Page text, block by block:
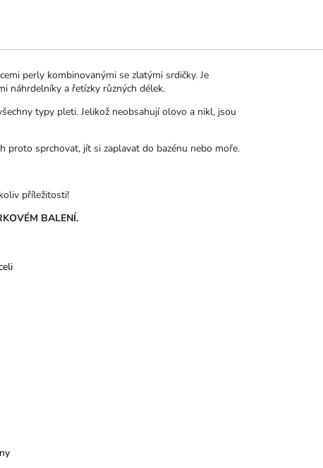
perly kombinovanými se zlatými srdičky. Je
náhrdelníky a řetízky různých délek.
typy pleti. Jelikož neobsahují olovo a nikl, jsou
proto sprchovat, jít si zaplavat do bazénu nebo moře.
příležitosti!
BALENÍ.